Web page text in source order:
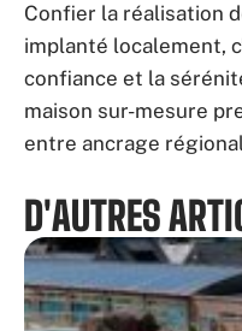
Confier la réalisation
implanté localement,
confiance et la
maison sur-mesure
entre ancrage
D'AUTRES